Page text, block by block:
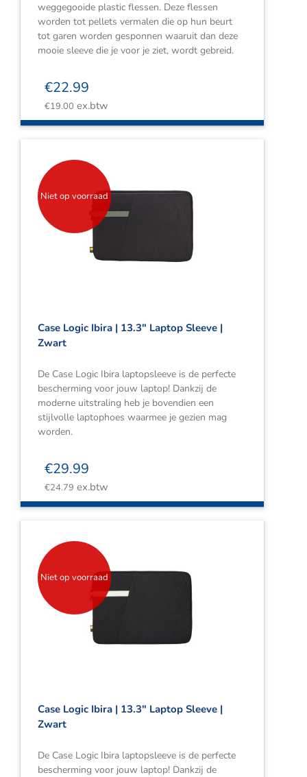
weggegooide plastic flessen. Deze flessen
worden tot pellets vermalen die op hun beurt
tot garen worden gesponnen waaruit dan deze
mooie sleeve die je voor je ziet, wordt gebreid.
€22.99
€19.00 ex.btw
Niet op voorraad
Case Logic Ibira | 13.3″ Laptop Sleeve |
Zwart
De Case Logic Ibira laptopsleeve is de perfecte
bescherming voor jouw laptop! Dankzij de
moderne uitstraling heb je bovendien een
stijlvolle laptophoes waarmee je gezien mag
worden.
€29.99
€24.79 ex.btw
Niet op voorraad
Case Logic Ibira | 13.3″ Laptop Sleeve |
Zwart
De Case Logic Ibira laptopsleeve is de perfecte
bescherming voor jouw laptop! Dankzij de